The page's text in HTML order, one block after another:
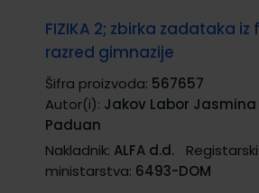
FIZIKA 2; zbirka zadataka iz
razred gimnazije
Šifra proizvoda: 567657
Autor(i): Jakov Labor Jasmina
Paduan
Nakladnik: ALFA d.d.
ministarstva: 6493-DOM